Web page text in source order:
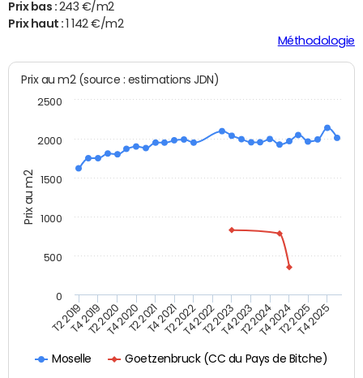
Prix bas : 243 €/m2
Prix haut :1 142 €/m2
Méthodologie
Prix au m2
Prix au m2 (source : estimations JDN)
Moselle Goetzenbruck (CC du Pays de Bitche)
T2 2019T4 2019T2 2020T4 2020T2 2021T4 2021T2 2022T4 2022T2 2023T4 2023T2 2024T4 2024T2 2025T4 2025
0
500
1000
1500
2000
2500